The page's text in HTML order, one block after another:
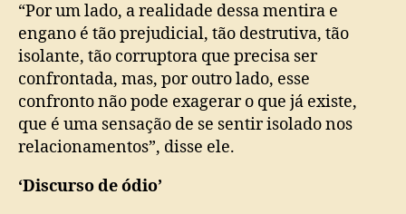
“Por um lado, a realidade dessa mentira e
engano é tão prejudicial, tão destrutiva, tão
isolante, tão corruptora que precisa ser
confrontada, mas, por outro lado, esse
confronto não pode exagerar o que já existe,
que é uma sensação de se sentir isolado nos
relacionamentos”, disse ele.
‘Discurso de ódio’